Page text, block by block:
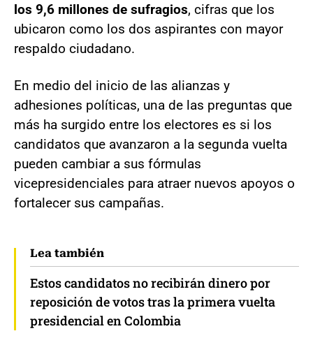
los 9,6 millones de sufragios, cifras que los
ubicaron como los dos aspirantes con mayor
respaldo ciudadano.
En medio del inicio de las alianzas y
adhesiones políticas, una de las preguntas que
más ha surgido entre los electores es si los
candidatos que avanzaron a la segunda vuelta
pueden cambiar a sus fórmulas
vicepresidenciales para atraer nuevos apoyos o
fortalecer sus campañas.
Lea también
Estos candidatos no recibirán dinero por
reposición de votos tras la primera vuelta
presidencial en Colombia